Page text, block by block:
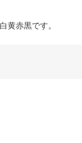
黄赤黒です。